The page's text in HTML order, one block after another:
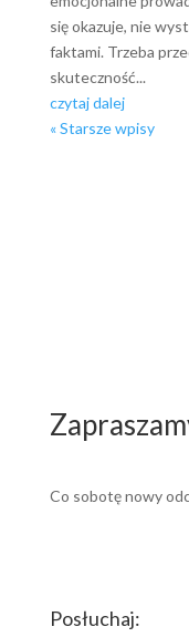
się okazuje, nie
faktami. Trzeba
skuteczność...
czytaj dalej
« Starsze wpisy
Co sobotę nowy
Posłuchaj: